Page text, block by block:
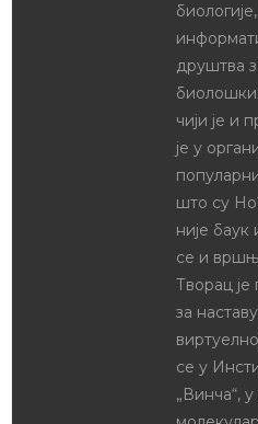
друштва
чији је и
је у
што су
није
се и
Творац је
за
се у
„Винча“,